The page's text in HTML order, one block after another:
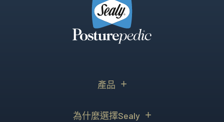
產品
為什麼選擇Sealy